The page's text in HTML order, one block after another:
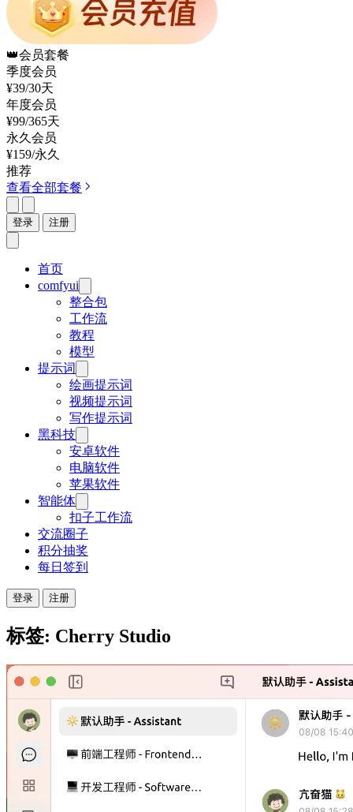
👑会员套餐
季度会员
¥39/30天
年度会员
¥99/365天
永久会员
¥159/永久
推荐
查看全部套餐
登录 注册
首页
comfyui
整合包
工作流
教程
模型
提示词
绘画提示词
视频提示词
写作提示词
黑科技
安卓软件
电脑软件
苹果软件
智能体
扣子工作流
交流圈子
积分抽奖
每日签到
登录 注册
标签: Cherry Studio